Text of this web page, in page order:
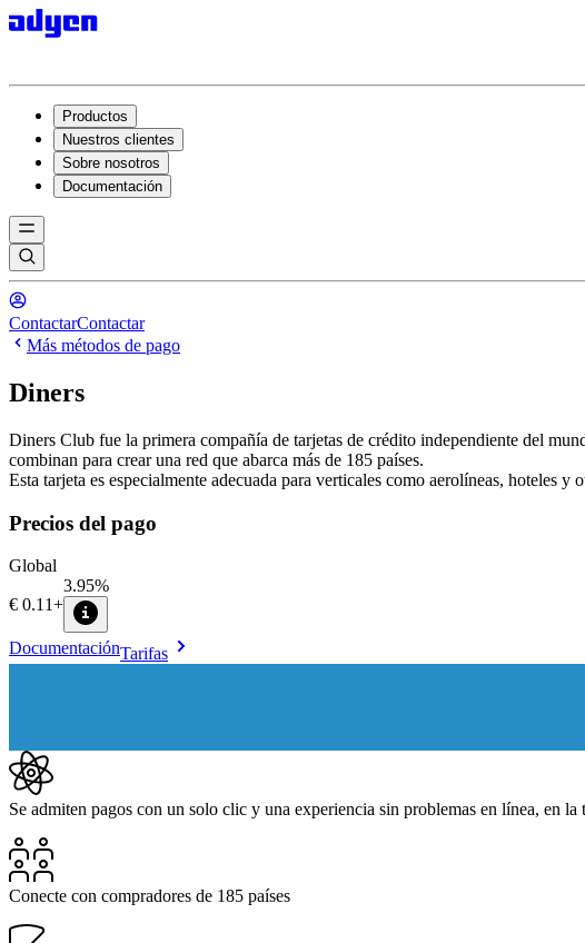
Productos
Nuestros clientes
Sobre nosotros
Documentación
ContactarContactar
Más métodos de pago
Diners
Diners Club fue la primera compañía de tarjetas de crédito independiente del
combinan para crear una red que abarca más de 185 países.
Esta tarjeta es especialmente adecuada para verticales como aerolíneas, hoteles
Precios del pago
Global
€0.11+
3.95%
DocumentaciónTarifas
Se admiten pagos con un solo clic y una experiencia sin problemas en línea, en
Conecte con compradores de 185 países